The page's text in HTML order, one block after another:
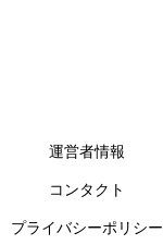
運営者情報
コンタクト
プライバシーポリシー